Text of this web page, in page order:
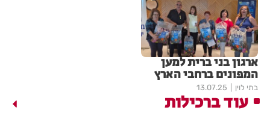
ארגון בני ברית למען
המפונים ברחבי הארץ
בתי לוין 13.07.25
עוד ברכילות